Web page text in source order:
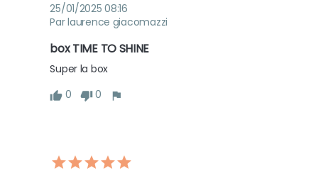
25/01/2025 08:16
Par laurence giacomazzi
box TIME TO SHINE
Super la box
0
0